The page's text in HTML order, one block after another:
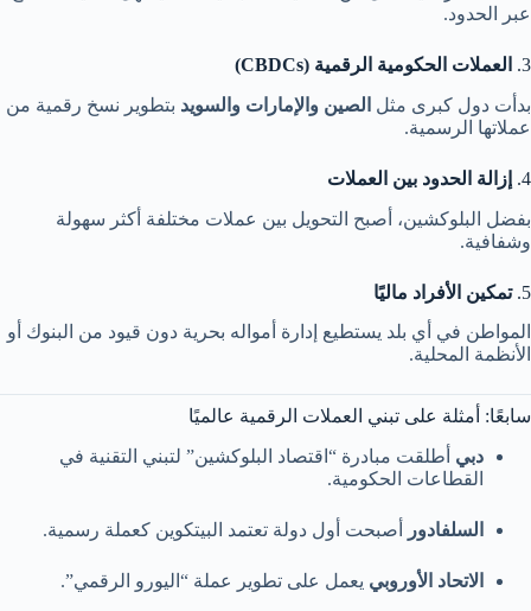
عبر الحدود.
3.
العملات الحكومية الرقمية (CBDCs)
بدأت دول كبرى مثل الصين والإمارات والسويد بتطوير نسخ رقمية من
عملاتها الرسمية.
4.
إزالة الحدود بين العملات
بفضل البلوكشين، أصبح التحويل بين عملات مختلفة أكثر سهولة
وشفافية.
5. تمكين الأفراد ماليًا
المواطن في أي بلد يستطيع إدارة أمواله بحرية دون قيود من البنوك أو
الأنظمة المحلية.
سابعًا: أمثلة على تبني العملات الرقمية عالميًا
دبي أطلقت مبادرة “اقتصاد البلوكشين” لتبني التقنية في
القطاعات الحكومية.
السلفادور أصبحت أول دولة تعتمد البيتكوين كعملة رسمية.
الاتحاد الأوروبي يعمل على تطوير عملة “اليورو الرقمي”.